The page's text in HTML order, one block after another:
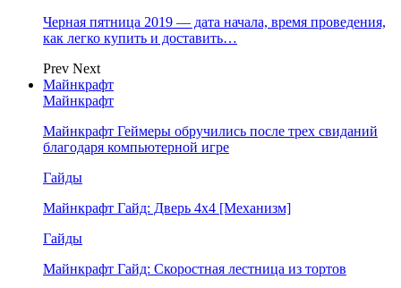
Черная пятница 2019 — дата начала, время проведения,
как легко купить и доставить…
Prev Next
Майнкрафт
Майнкрафт
Майнкрафт Геймеры обручились после трех свиданий
благодаря компьютерной игре
Гайды
Майнкрафт Гайд: Дверь 4х4 [Механизм]
Гайды
Майнкрафт Гайд: Скоростная лестница из тортов